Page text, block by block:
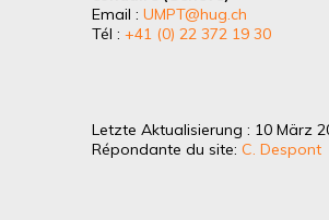
Email : UMPT@hug.ch
Tél : +41 (0) 22 372 19 30
Letzte Aktualisierung : 10 März
Répondante du site: C. Despont